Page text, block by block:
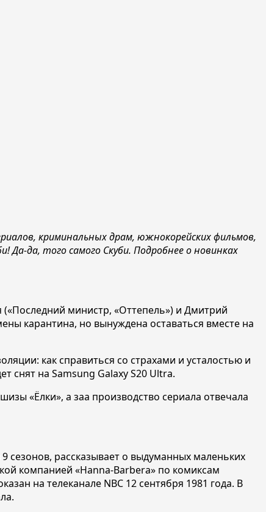
криминальных драм, южнокорейских фильмов,
Да-да, того самого Скуби. Подробнее о новинках
министр, «Оттепель») и Дмитрий
карантина, но вынуждена оставаться вместе на
как справиться со страхами и усталостью и
снят на Samsung Galaxy S20 Ultra.
«Ёлки», а заа производство сериала отвечала
рассказывает о выдуманных маленьких
компанией «Hanna-Barbera» по комиксам
на телеканале NBC 12 сентября 1981 года. В